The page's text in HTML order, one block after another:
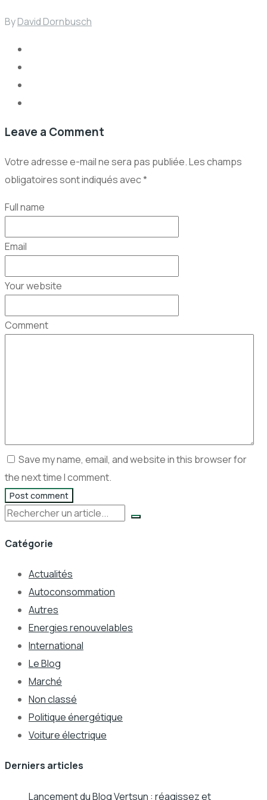
ByDavid Dornbusch
Leave a Comment
Votre adresse e-mail ne sera pas publiée.Les champs
obligatoires sont indiqués avec*
Full name
Email
Your website
Comment
Save my name, email, and website in this browser for
the next time I comment.
Post comment
Rechercher
Catégorie
Actualités
Autoconsommation
Autres
Energies renouvelables
International
Le Blog
Marché
Non classé
Politique énergétique
Voiture électrique
Derniers articles
Lancement du Blog Vertsun : réagissez et